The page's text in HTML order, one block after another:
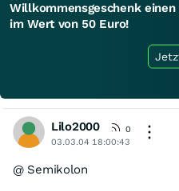
Willkommensgeschenk
im Wert von 50 Euro!
Lilo2000
0
03.03.04 18:00:43
@ Semikolon